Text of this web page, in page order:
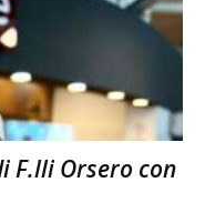
F.lli Orsero con